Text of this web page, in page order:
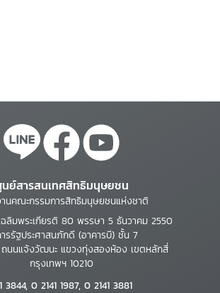
ย์สารสนเทศสิทธิมนุษยชน
นคณะกรรมการสิทธิมนุษยชนแห่งชาติ
ฉลิมพระเกียรติ 80 พรรษา 5 ธันวาคม 2550
รรัฐประศาสนภักดี (อาคารบี) ชั้น 7
นนแจ้งวัฒนะ แขวงทุ่งสองห้อง เขตหลักสี่
กรุงเทพฯ 10210
3844, 0 2141 1987, 0 2141 3881